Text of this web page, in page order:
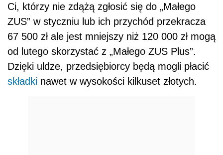
Ci, którzy nie zdążą zgłosić się do „Małego
ZUS” w styczniu lub ich przychód przekracza
67 500 zł ale jest mniejszy niż 120 000 zł mogą
od lutego skorzystać z „Małego ZUS Plus”.
Dzięki uldze, przedsiębiorcy będą mogli płacić
składki nawet w wysokości kilkuset złotych.